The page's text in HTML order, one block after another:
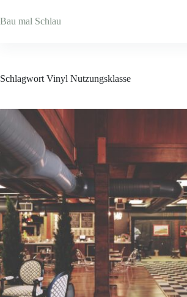
Inhalt
springen
Bau mal Schlau
Schlagwort Vinyl Nutzungsklasse